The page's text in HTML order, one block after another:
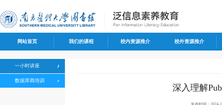
网站首页 我们的课程 校内资源推介 校外资源推介
深入理解
一小时讲座
数据库商培训